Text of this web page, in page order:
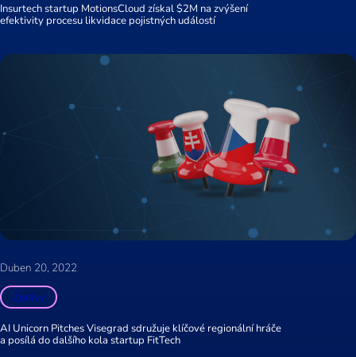
Insurtech startup MotionsCloud získal $2M na zvýšení
efektivity procesu likvidace pojistných událostí
Duben 20, 2022
Zprávy
AI Unicorn Pitches Visegrad sdružuje klíčové regionální hráče
a posílá do dalšího kola startup FitTech